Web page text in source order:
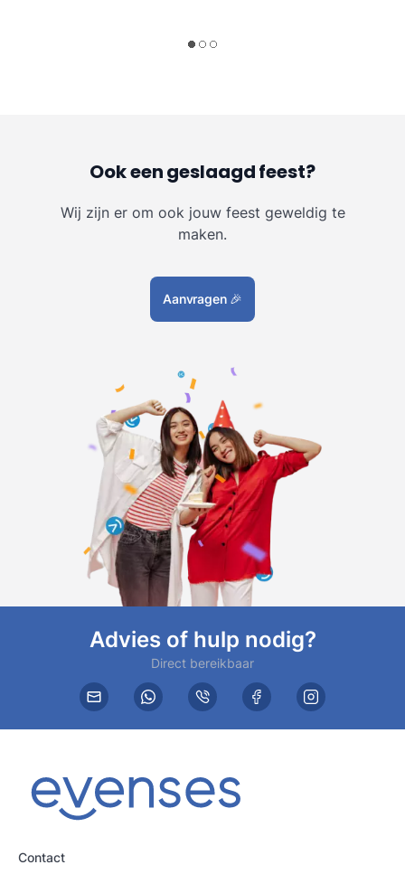
Ook een geslaagd feest?
Wij zijn er om ook jouw feest geweldig te
maken.
Aanvragen 🎉
Advies of hulp nodig?
Direct bereikbaar
Contact